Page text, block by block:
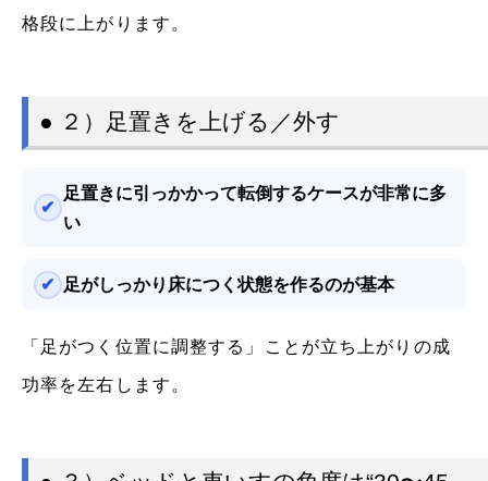
格段に上がります。
● ２）足置きを上げる／外す
足置きに引っかかって転倒するケースが非常に多
い
足がしっかり床につく状態を作るのが基本
「足がつく位置に調整する」ことが立ち上がりの成
功率を左右します。